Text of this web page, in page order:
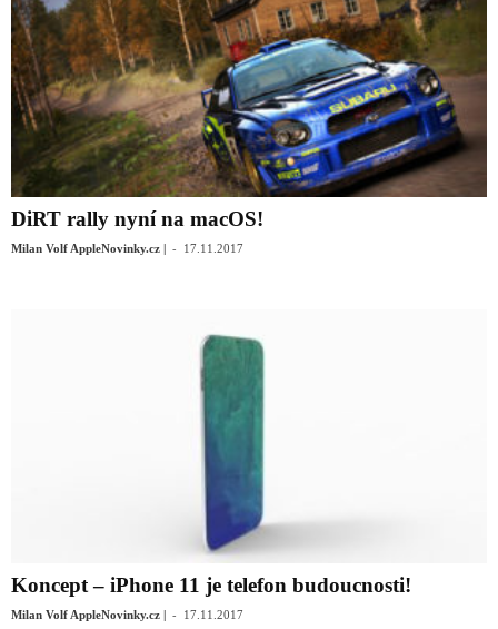
DiRT rally nyní na macOS!
Milan Volf AppleNovinky.cz | - 17.11.2017
Koncept – iPhone 11 je telefon budoucnosti!
Milan Volf AppleNovinky.cz | - 17.11.2017